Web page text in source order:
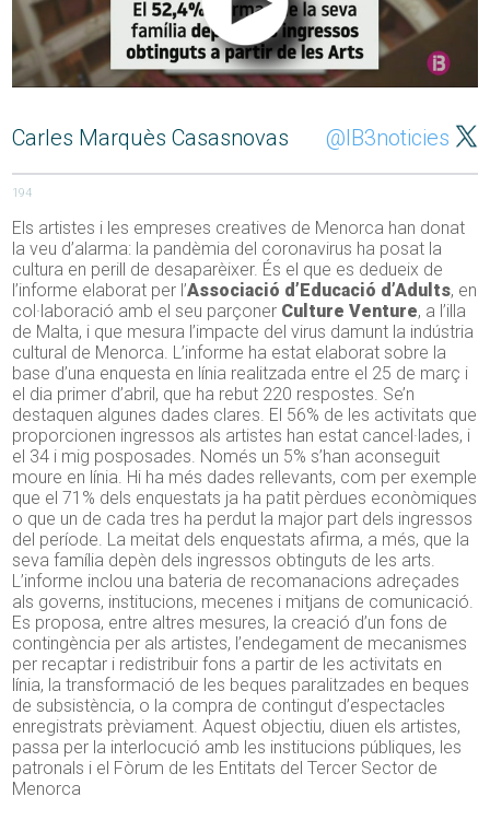
Carles Marquès Casasnovas @IB3noticies
194
Els artistes i les empreses creatives de Menorca han donat
la veu d’alarma: la pandèmia del coronavirus ha posat la
cultura en perill de desaparèixer. És el que es dedueix de
l’informe elaborat per l’Associació d’Educació d’Adults, en
col·laboració amb el seu parçoner Culture Venture, a l’illa
de Malta, i que mesura l’impacte del virus damunt la indústria
cultural de Menorca. L’informe ha estat elaborat sobre la
base d’una enquesta en línia realitzada entre el 25 de març i
el dia primer d’abril, que ha rebut 220 respostes. Se’n
destaquen algunes dades clares. El 56% de les activitats que
proporcionen ingressos als artistes han estat cancel·lades, i
el 34 i mig posposades. Només un 5% s’han aconseguit
moure en línia. Hi ha més dades rellevants, com per exemple
que el 71% dels enquestats ja ha patit pèrdues econòmiques
o que un de cada tres ha perdut la major part dels ingressos
del període. La meitat dels enquestats afirma, a més, que la
seva família depèn dels ingressos obtinguts de les arts.
L’informe inclou una bateria de recomanacions adreçades
als governs, institucions, mecenes i mitjans de comunicació.
Es proposa, entre altres mesures, la creació d’un fons de
contingència per als artistes, l’endegament de mecanismes
per recaptar i redistribuir fons a partir de les activitats en
línia, la transformació de les beques paralitzades en beques
de subsistència, o la compra de contingut d’espectacles
enregistrats prèviament. Aquest objectiu, diuen els artistes,
passa per la interlocució amb les institucions públiques, les
patronals i el Fòrum de les Entitats del Tercer Sector de
Menorca